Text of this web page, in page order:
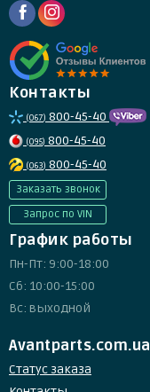
Контакты
(067) 800-45-40
(095) 800-45-40
(063) 800-45-40
Заказать звонок
Запрос по VIN
График работы
Пн-Пт: 9:00-18:00
Сб: 10:00-15:00
Вс: выходной
Avantparts.com.ua
Статус заказа